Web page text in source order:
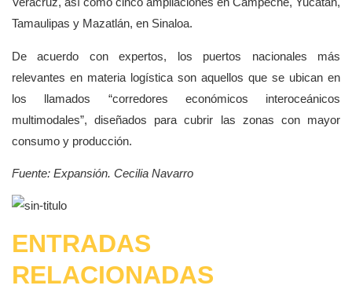
Tamaulipas y Mazatlán, en Sinaloa.
De acuerdo con expertos, los puertos nacionales más
relevantes en materia logística son aquellos que se ubican en
los llamados “corredores económicos interoceánicos
multimodales”, diseñados para cubrir las zonas con mayor
consumo y producción.
Fuente: Expansión. Cecilia Navarro
ENTRADAS
RELACIONADAS